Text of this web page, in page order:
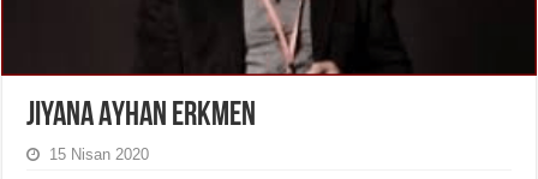
Jiyana Ayhan Erkmen
15 Nisan 2020